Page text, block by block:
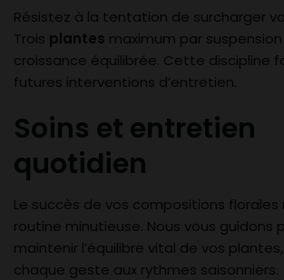
Résistez à la tentation de surcharger
Trois plantes maximum par
croissance équilibrée. Cette discipline
futures interventions d’entretien.
Soins et entretien
quotidien
Le succès de vos compositions florales
routine minutieuse. Nous vous guidons
maintenir l’équilibre vital de vos
chaque geste aux rythmes saisonniers.